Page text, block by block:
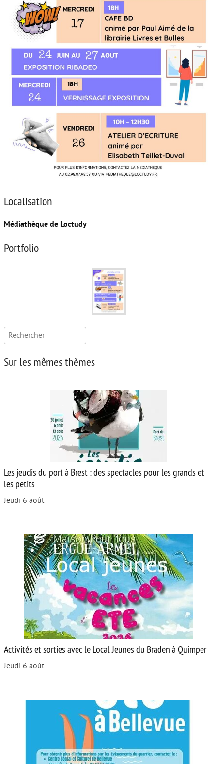
Localisation
Médiathèque de Loctudy
Portfolio
Rechercher :
Sur les mêmes thèmes
Les jeudis du port à Brest : des spectacles pour les grands et
les petits
Jeudi 6 août
Activités et sorties avec le Local Jeunes du Braden à Quimper
Jeudi 6 août